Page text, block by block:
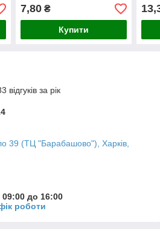
7,80₴
Купити
за рік
39 (ТЦ "Барабашово"), Харків,
до 16:00
роботи